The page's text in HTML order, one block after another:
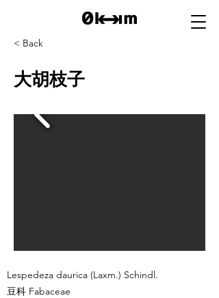
< Back
大胡枝子
Lespedeza daurica (Laxm.) Schindl.
豆科 Fabaceae